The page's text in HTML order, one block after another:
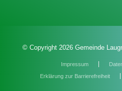
© Copyright 2026 Gemeinde
Impressum
Erklärung zur Barrierefreiheit